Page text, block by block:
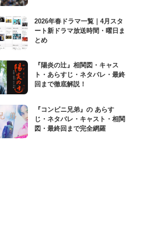
2026年春ドラマ一覧｜4月スタ
ート新ドラマ放送時間・曜日ま
とめ
『陽炎の辻』相関図・キャス
ト・あらすじ・ネタバレ・最終
回まで徹底解説！
『コンビニ兄弟』の あらす
じ・ネタバレ・キャスト・相関
図・最終回まで完全網羅